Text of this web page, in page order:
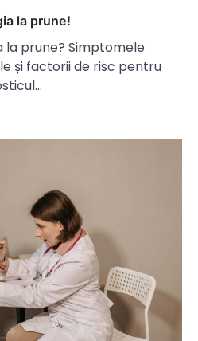
la prune!
la prune? Simptomele
și factorii de risc pentru